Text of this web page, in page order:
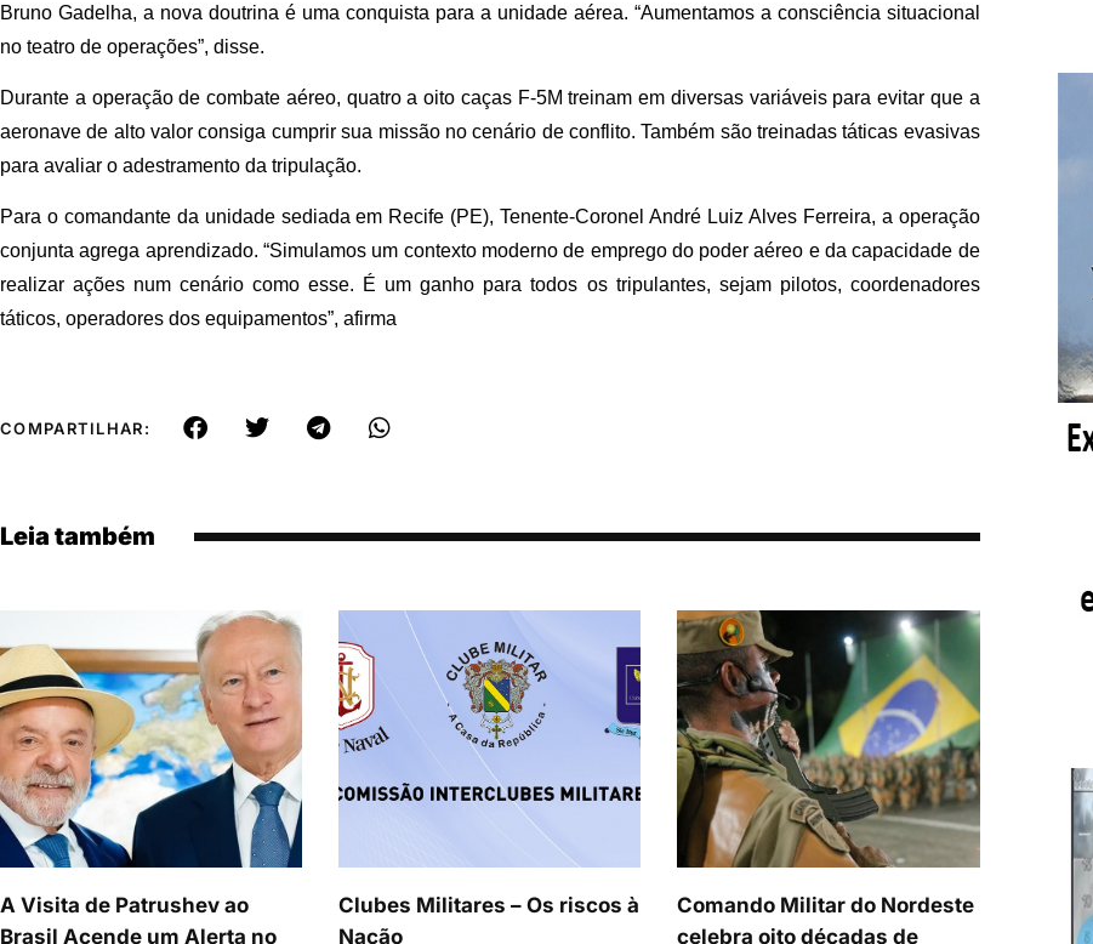
Bruno Gadelha, a nova doutrina é uma conquista para a unidade aérea. “Aumentamos a consciência situacional
no teatro de operações”, disse.
Durante a operação de combate aéreo, quatro a oito caças F-5M treinam em diversas variáveis para evitar que a
aeronave de alto valor consiga cumprir sua missão no cenário de conflito. Também são treinadas táticas evasivas
para avaliar o adestramento da tripulação.
Para ocomandante da unidade sediada em Recife (PE), Tenente-Coronel André Luiz Alves Ferreira, a operação
conjunta agrega aprendizado. “Simulamos um contexto moderno de emprego do poder aéreo e da capacidade de
realizar ações num cenário como esse. É um ganho para todos os tripulantes, sejam pilotos, coordenadores
táticos, operadores dos equipamentos”, afirma
COMPARTILHAR:
Leia também
A Visita de Patrushev ao
Brasil Acende um Alerta no
Clubes Militares – Os riscos à
Nação
Comando Militar do Nordeste
celebra oito décadas de